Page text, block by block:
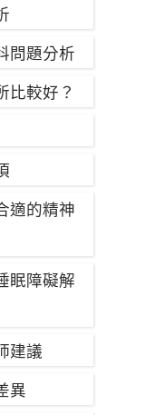
問題分析
比較好？
適的精神
眠障礙解
建議
異